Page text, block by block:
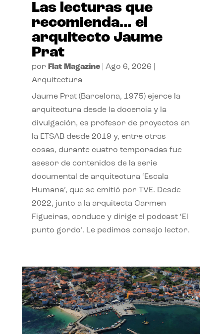
Las lecturas que
recomienda… el
arquitecto Jaume
Prat
por Flat Magazine| Ago 6, 2026
Arquitectura
Jaume Prat (Barcelona, 1975) ejerce la
arquitectura desde la docencia y la
divulgación, es profesor de proyectos en
la ETSAB desde 2019 y, entre otras
cosas, durante cuatro temporadas fue
asesor de contenidos de la serie
documental de arquitectura ‘Escala
Humana’, que se emitió por TVE. Desde
2022, junto a la arquitecta Carmen
Figueiras, conduce y dirige el podcast ‘El
punto gordo’. Le pedimos consejo lector.